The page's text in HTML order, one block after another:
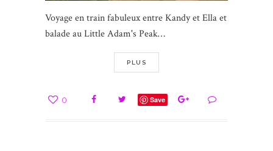
Voyage en train fabuleux entre Kandy et Ella et
balade au Little Adam's Peak…
PLUS
0 Save